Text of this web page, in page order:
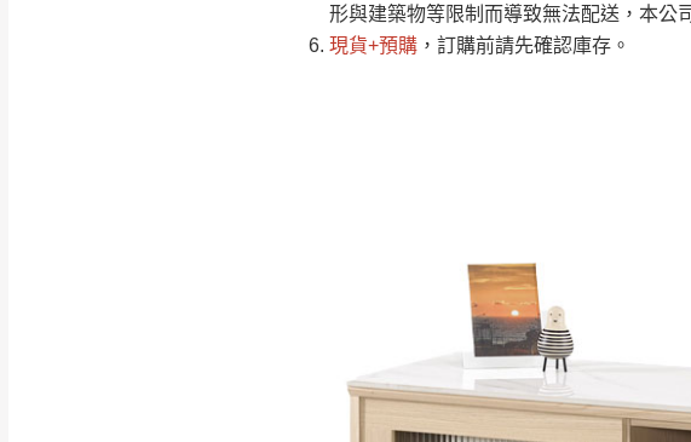
形與建築物等限制而導致無法配送，本公
現貨+預購 ，訂購前請先確認庫存。
桃園
新北
基隆
$
$
下單前先詢問是否現貨，若未詢問
（洽詢方式請搜尋 Line ID →
保護物流人員的工作安全，賣家
行支付。
因大型傢俱有組裝、配送的問題
會再與您通知，讓你不用整天在
由於百貨公司配送較為不易，故暫